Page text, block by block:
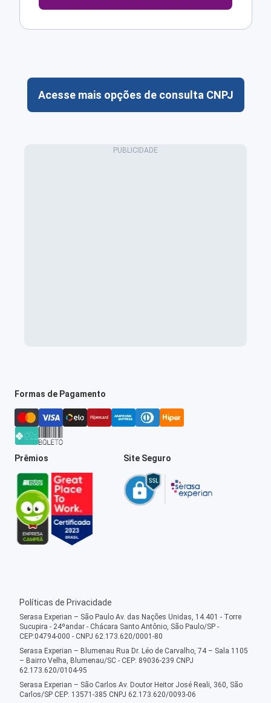
Acesse mais opções de consulta CNPJ
Formas de Pagamento
Prêmios Site Seguro
Políticas de Privacidade
Serasa Experian – São Paulo Av. das Nações Unidas, 14.401 - Torre
Sucupira - 24ºandar - Chácara Santo Antônio, São Paulo/SP -
CEP:04794-000 - CNPJ 62.173.620/0001-80
Serasa Experian – Blumenau Rua Dr. Léo de Carvalho, 74 – Sala 1105
– Bairro Velha, Blumenau/SC - CEP: 89036-239 CNPJ
62.173.620/0104-95
Serasa Experian – São Carlos Av. Doutor Heitor José Reali, 360, São
Carlos/SP CEP: 13571-385 CNPJ 62.173.620/0093-06